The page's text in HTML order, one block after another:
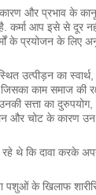
और प्रभाव के
कर्मा आप इसे से दूर
के प्रयोजन के लिए
उत्पीड़न का
काम समाज की
सत्ता का दुरुपयोग,
और चोट के कारण उन
थे कि दावा करके
पशुओं के खिलाफ